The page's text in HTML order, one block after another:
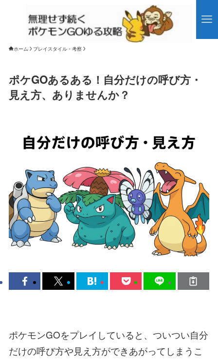
ホーム プレイスタイル・考察
ポケGOあるある！自分だけの呼び方・
見え方、ありませんか？
ポケモンGOをプレイしていると、ついつい自分
だけの呼び方や見え方ができあがってしまうこ